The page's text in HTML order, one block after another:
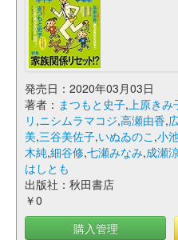
発売日：2020年03月03日
著者： まつもと史子,上原きみ
リ ,ニシムラマコジ,高瀬由香,
美,三谷美佐子,いぬゐのこ ,小
木純,細谷修,七瀬みなみ,成瀬
はしとも
出版社：秋田書店
￥0
購入管理